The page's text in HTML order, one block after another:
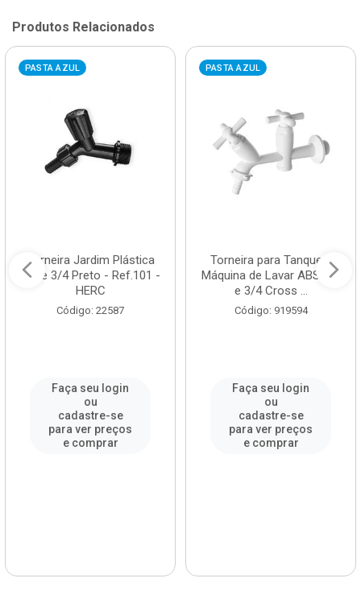
Produtos Relacionados
PASTA AZUL
Torneira Jardim Plástica
1/2 e 3/4 Preto - Ref.101 -
HERC
Código: 22587
Faça seu login
ou
cadastre-se
para ver preços
e comprar
PASTA AZUL
Torneira para Tanque e
Máquina de Lavar ABS 1/2
e 3/4 Cross ...
Código: 919594
Faça seu login
ou
cadastre-se
para ver preços
e comprar